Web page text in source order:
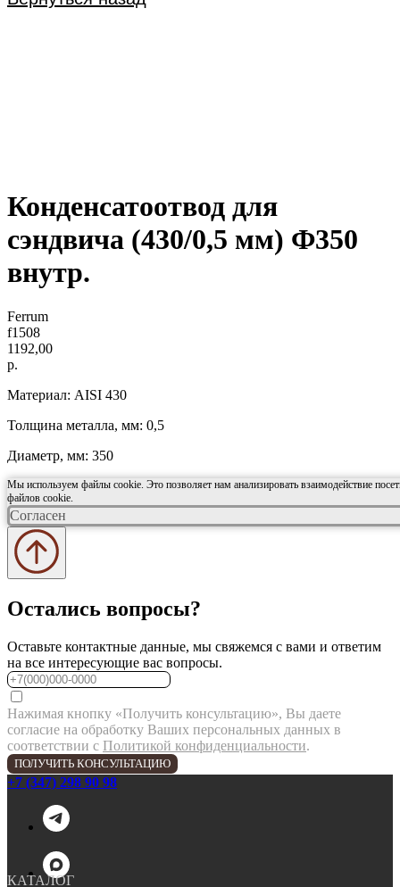
Конденсатоотвод для
сэндвича (430/0,5 мм) Ф350
внутр.
Ferrum
f1508
1192,00
р.
Материал: AISI 430
Толщина металла, мм: 0,5
Диаметр, мм: 350
Мы используем файлы cookie. Это позволяет нам анализировать взаимодействие
файлов cookie.
Согласен
Остались вопросы?
Оставьте контактные данные, мы свяжемся с вами и ответим
на все интересующие вас вопросы.
Нажимая кнопку «Получить консультацию», Вы даете
согласие на обработку Ваших персональных данных в
соответствии с Политикой конфиденциальности.
ПОЛУЧИТЬ КОНСУЛЬТАЦИЮ
+7 (347) 298 90 98
КАТАЛОГ